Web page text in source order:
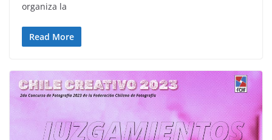
organiza la
Read More